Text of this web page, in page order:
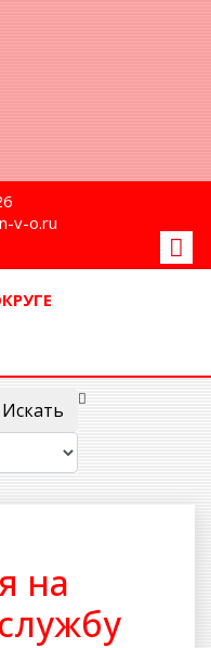
v-o.ru
Искать
на